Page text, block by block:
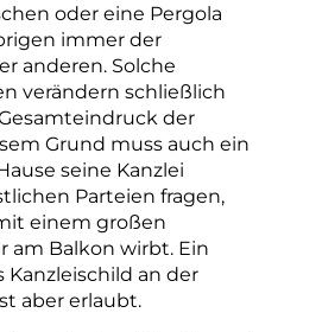
oder eine Pergola
immer der
anderen. Solche
verändern schließlich
der
Grund muss auch ein
seine Kanzlei
Parteien fragen,
einem großen
am Balkon wirbt. Ein
an der
aber erlaubt.